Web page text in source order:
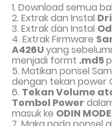
1. Download semua
2. Extrak dan Instal
3. Extrak dan Instal
4. Extrak Firmware
A426Uyang
menjadi formt .md5
5. Matikan ponsel
dengan tekan power
6. Tekan Volume
Tombol Power
masuk ke ODIN MODE